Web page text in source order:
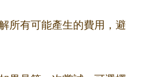
所有可能產生的費用，避